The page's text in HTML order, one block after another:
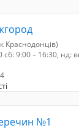
Краснодонців)
сб: 9:00 – 16:30, нд:
№1